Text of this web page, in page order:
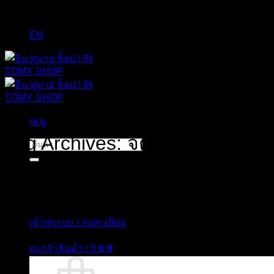
EN
เมนู
ค้นหา:
เข้าสู่ระบบ / ลงทะเบียน
ตะกร้าสินค้า /0 ฿ 0
Tag Archives:จัดระเบียบกระเป๋